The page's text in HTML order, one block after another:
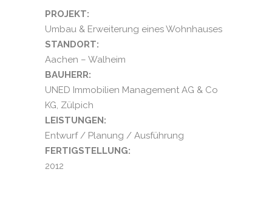
PROJEKT:
Umbau & Erweiterung eines Wohnhauses
STANDORT:
Aachen – Walheim
BAUHERR:
UNED Immobilien Management AG & Co
KG, Zülpich
LEISTUNGEN:
Entwurf / Planung / Ausführung
FERTIGSTELLUNG:
2012